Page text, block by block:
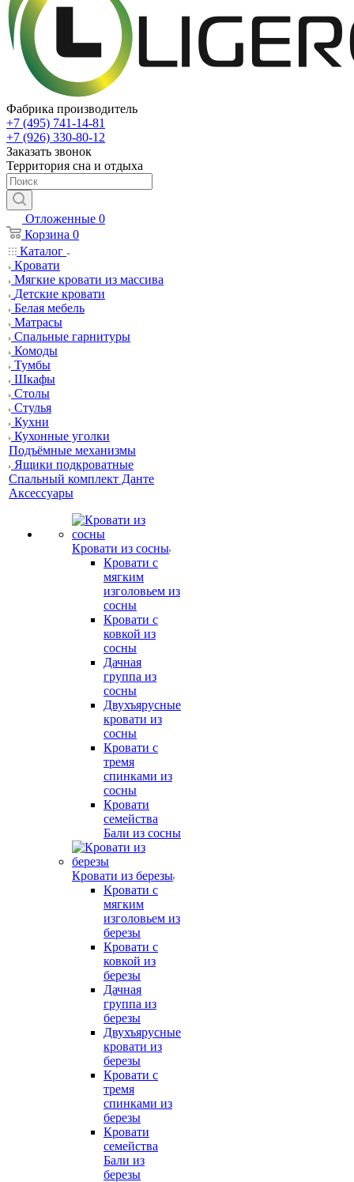
Фабрика производитель
+7 (495) 741-14-81
+7 (926) 330-80-12
Заказать звонок
Территория сна и отдыха
Отложенные 0
Корзина 0
Каталог
Кровати
Мягкие кровати из массива
Детские кровати
Белая мебель
Матрасы
Спальные гарнитуры
Комоды
Тумбы
Шкафы
Столы
Стулья
Кухни
Кухонные уголки
Подъёмные механизмы
Ящики подкроватные
Спальный комплект Данте
Аксессуары
Кровати из сосны
Кровати с
мягким
изголовьем из
сосны
Кровати с
ковкой из
сосны
Дачная
группа из
сосны
Двухъярусные
кровати из
сосны
Кровати с
тремя
спинками из
сосны
Кровати
семейства
Бали из сосны
Кровати из березы
Кровати с
мягким
изголовьем из
березы
Кровати с
ковкой из
березы
Дачная
группа из
березы
Двухъярусные
кровати из
березы
Кровати с
тремя
спинками из
березы
Кровати
семейства
Бали из
березы